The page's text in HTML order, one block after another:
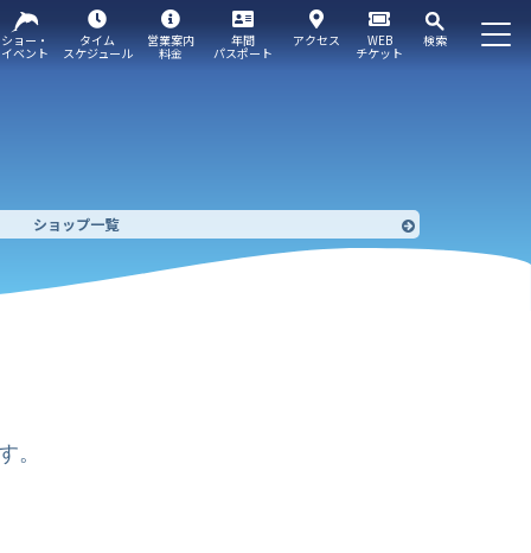
WEB
チケット
検索
ショー・
イベント
タイム
スケジュール
営業案内
料金
年間
パスポート
アクセス
ショップ一覧
。